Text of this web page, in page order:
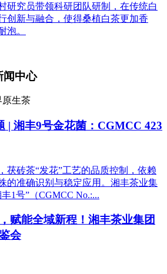
研究员带领科研团队研制，在传统白
创新与融合，使得桑植白茶更加香
泡。
闻中心
生茶
| 湘丰9号金花菌：CGMCC 423
茯砖茶“发花”工艺的品质控制，依赖
的准确识别与稳定应用。湘丰茶业集
1号”（CGMCC No.:...
赋能全域新程！湘丰茶业集团
会